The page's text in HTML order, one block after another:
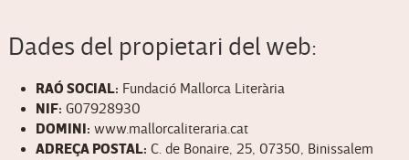
Dades del propietari del web:
RAÓ SOCIAL: Fundació Mallorca Literària
NIF: G07928930
DOMINI: www.mallorcaliteraria.cat
ADREÇA POSTAL: C. de Bonaire, 25, 07350, Binissalem